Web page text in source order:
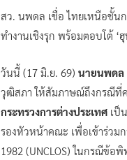
สว. นพดล เชื่อ ไทยเหนือชั้น
ทำงานเชิงรุก พร้อมตอบโต้ ‘ฮุ
วันนี้ (17 มิ.ย. 69) นายนพดล
วุฒิสภา ให้สัมภาษณ์ถึงกรณีที่
กระทรวงการต่างประเทศ เป็
รองหัวหน้าคณะ เพื่อเข้าร่วม
1982 (UNCLOS) ในกรณีข้อ